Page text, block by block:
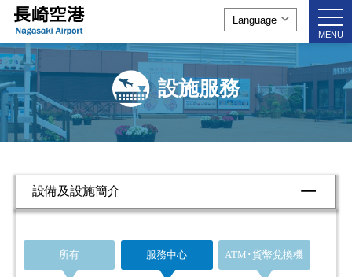
MENU
設施服務
設備及設施簡介
所有 服務中心 ATM･貨幣兌換機